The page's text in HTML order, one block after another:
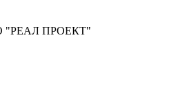
"РЕАЛ ПРОЕКТ"